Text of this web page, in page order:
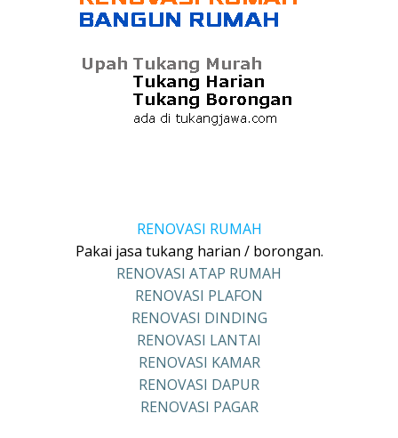
RENOVASI RUMAH
Pakai jasa tukang harian / borongan.
RENOVASI ATAP RUMAH
RENOVASI PLAFON
RENOVASI DINDING
RENOVASI LANTAI
RENOVASI KAMAR
RENOVASI DAPUR
RENOVASI PAGAR